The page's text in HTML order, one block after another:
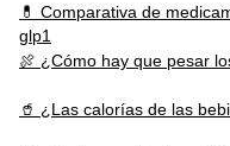
💊 Comparativa de
glp1
🍖 ¿Cómo hay que pesar
🥤 ¿Las calorías de las